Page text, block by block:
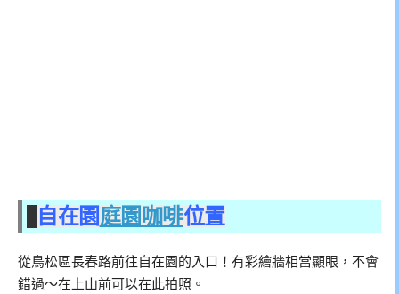
自在園庭園咖啡位置
從鳥松區長春路前往自在園的入口！有彩繪牆相當顯眼，不會
錯過～在上山前可以在此拍照。